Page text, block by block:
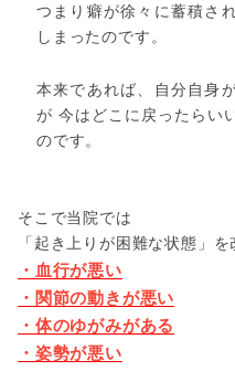
つまり癖が徐々に蓄積さ
しまったのです。
本来であれば、自分自身
が 今はどこに戻ったらい
のです。
そこで当院では
「起き上りが困難な状態」
・血行が悪い
・関節の動きが悪い
・体のゆがみがある
・姿勢が悪い